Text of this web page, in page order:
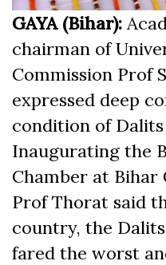
GAYA (Bihar):
chairman of
Commission Prof
expressed deep
condition of
Inaugurating the
Chamber at Bihar
Prof Thorat said
country, the
fared the worst